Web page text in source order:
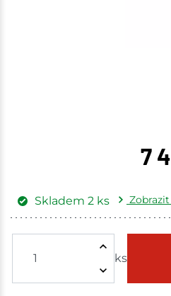
7
ks
Skladem 2 ks
Skladem - ihned k odeslání